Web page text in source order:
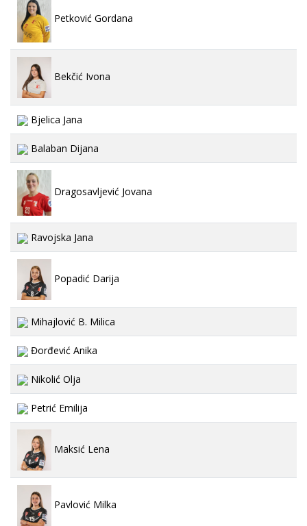
Petković Gordana
Bekčić Ivona
Bjelica Jana
Balaban Dijana
Dragosavljević Jovana
Ravojska Jana
Popadić Darija
Mihajlović B. Milica
Đorđević Anika
Nikolić Olja
Petrić Emilija
Maksić Lena
Pavlović Milka